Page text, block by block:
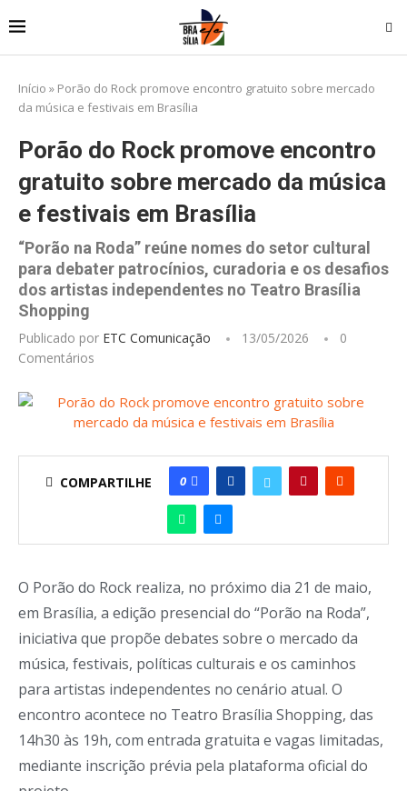
Início » Porão do Rock promove encontro gratuito sobre mercado
da música e festivais em Brasília
Porão do Rock promove encontro
gratuito sobre mercado da música
e festivais em Brasília
“Porão na Roda” reúne nomes do setor cultural
para debater patrocínios, curadoria e os desafios
dos artistas independentes no Teatro Brasília
Shopping
Publicado por ETC Comunicação 13/05/2026
0
Comentários
COMPARTILHE 0
O Porão do Rock realiza, no próximo dia 21 de maio,
em Brasília, a edição presencial do “Porão na Roda”,
iniciativa que propõe debates sobre o mercado da
música, festivais, políticas culturais e os caminhos
para artistas independentes no cenário atual. O
encontro acontece no Teatro Brasília Shopping, das
14h30 às 19h, com entrada gratuita e vagas limitadas,
mediante inscrição prévia pela plataforma oficial do